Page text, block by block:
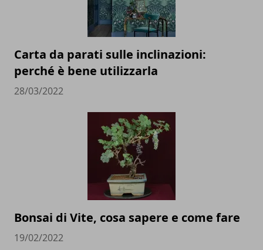
Carta da parati sulle inclinazioni:
perché è bene utilizzarla
28/03/2022
Bonsai di Vite, cosa sapere e come fare
19/02/2022